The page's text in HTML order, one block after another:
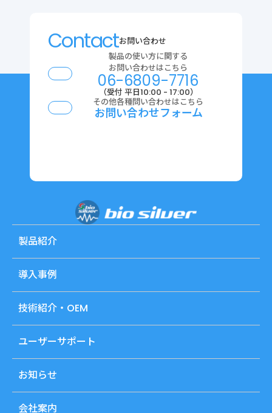
Contactお問い合わせ
製品の使い方に関する
お問い合わせはこちら
06-6809-7716
（受付 平日10:00 - 17:00）
その他各種問い合わせはこちら
お問い合わせフォーム
製品紹介
導入事例
技術紹介・OEM
ユーザーサポート
お知らせ
会社案内